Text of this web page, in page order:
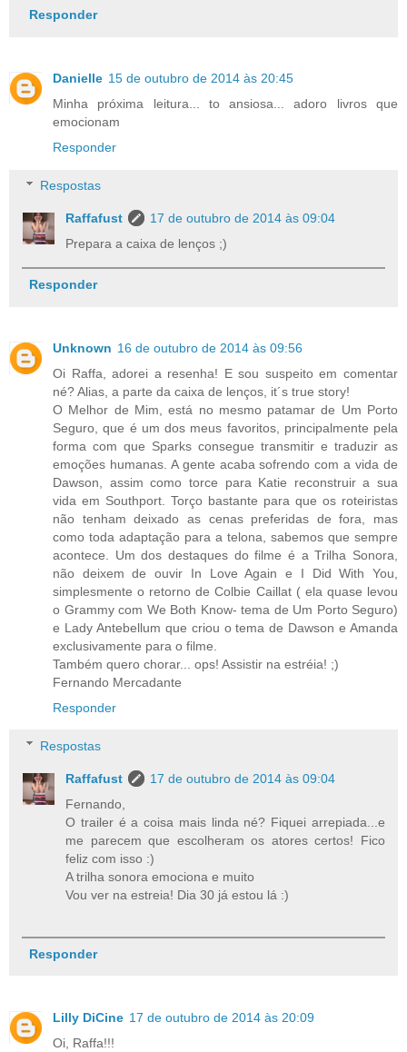
Responder
Danielle 15 de outubro de 2014 às 20:45
Minha próxima leitura... to ansiosa... adoro livros que
emocionam
Responder
Respostas
Raffafust
17 de outubro de 2014 às 09:04
Prepara a caixa de lenços ;)
Responder
Unknown 16 de outubro de 2014 às 09:56
Oi Raffa, adorei a resenha! E sou suspeito em comentar
né? Alias, a parte da caixa de lenços, it´s true story!
O Melhor de Mim, está no mesmo patamar de Um Porto
Seguro, que é um dos meus favoritos, principalmente pela
forma com que Sparks consegue transmitir e traduzir as
emoções humanas. A gente acaba sofrendo com a vida de
Dawson, assim como torce para Katie reconstruir a sua
vida em Southport. Torço bastante para que os roteiristas
não tenham deixado as cenas preferidas de fora, mas
como toda adaptação para a telona, sabemos que sempre
acontece. Um dos destaques do filme é a Trilha Sonora,
não deixem de ouvir In Love Again e I Did With You,
simplesmente o retorno de Colbie Caillat ( ela quase levou
o Grammy com We Both Know- tema de Um Porto Seguro)
e Lady Antebellum que criou o tema de Dawson e Amanda
exclusivamente para o filme.
Também quero chorar... ops! Assistir na estréia! ;)
Fernando Mercadante
Responder
Respostas
Raffafust
17 de outubro de 2014 às 09:04
Fernando,
O trailer é a coisa mais linda né? Fiquei arrepiada...e
me parecem que escolheram os atores certos! Fico
feliz com isso :)
A trilha sonora emociona e muito
Vou ver na estreia! Dia 30 já estou lá :)
Responder
Lilly DiCine 17 de outubro de 2014 às 20:09
Oi, Raffa!!!